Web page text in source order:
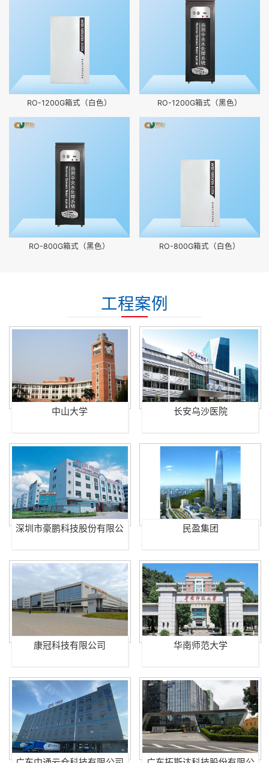
RO-1200G箱式（白色） RO-1200G箱式（黑色）
RO-800G箱式（黑色） RO-800G箱式（白色）
工程案例
中山大学 长安乌沙医院
深圳市豪鹏科技股份有限公
民盈集团
康冠科技有限公司 华南师范大学